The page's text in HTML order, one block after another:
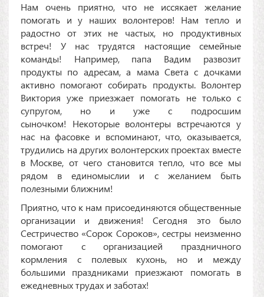
Нам очень приятно, что не иссякает желание
помогать и у наших волонтеров! Нам тепло и
радостно от этих не частых, но продуктивных
встреч! У нас трудятся настоящие семейные
команды! Например, папа Вадим развозит
продукты по адресам, а мама Света с дочками
активно помогают собирать продукты. Волонтер
Виктория уже приезжает помогать не только с
супругом, но и уже с подросшим
сыночком! Некоторые волонтеры встречаются у
нас на фасовке и вспоминают, что, оказывается,
трудились на других волонтерских проектах вместе
в Москве, от чего становится тепло, что все мы
рядом в единомыслии и с желанием быть
полезными ближним!
Приятно, что к нам присоединяются общественные
организации и движения! Сегодня это было
Сестричество «Сорок Сороков», сестры неизменно
помогают с организацией праздничного
кормления с полевых кухонь, но и между
большими праздниками приезжают помогать в
ежедневных трудах и заботах!